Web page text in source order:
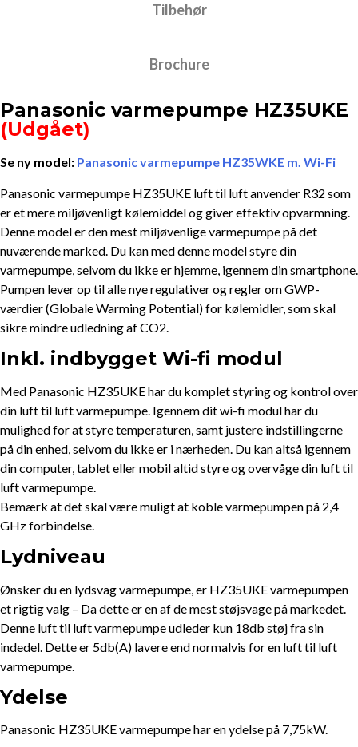
Tilbehør
Brochure
Panasonic varmepumpe HZ35UKE
(Udgået)
Se ny model: Panasonic varmepumpe HZ35WKE m. Wi-Fi
Panasonic varmepumpe HZ35UKE luft til luft anvender R32 som
er et mere miljøvenligt kølemiddel og giver effektiv opvarmning.
Denne model er den mest miljøvenlige varmepumpe på det
nuværende marked. Du kan med denne model styre din
varmepumpe, selvom du ikke er hjemme, igennem din smartphone.
Pumpen lever op til alle nye regulativer og regler om GWP-
værdier (Globale Warming Potential) for kølemidler, som skal
sikre mindre udledning af CO2.
Inkl. indbygget Wi-fi modul
Med Panasonic HZ35UKE har du komplet styring og kontrol over
din luft til luft varmepumpe. Igennem dit wi-fi modul har du
mulighed for at styre temperaturen, samt justere indstillingerne
på din enhed, selvom du ikke er i nærheden. Du kan altså igennem
din computer, tablet eller mobil altid styre og overvåge din luft til
luft varmepumpe.
Bemærk at det skal være muligt at koble varmepumpen på 2,4
GHz forbindelse.
Lydniveau
Ønsker du en lydsvag varmepumpe, er HZ35UKE varmepumpen
et rigtig valg – Da dette er en af de mest støjsvage på markedet.
Denne luft til luft varmepumpe udleder kun 18db støj fra sin
indedel. Dette er 5db(A) lavere end normalvis for en luft til luft
varmepumpe.
Ydelse
Panasonic HZ35UKE varmepumpe har en ydelse på 7,75kW.